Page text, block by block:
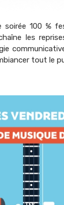
soirée 100 %
les
tout le